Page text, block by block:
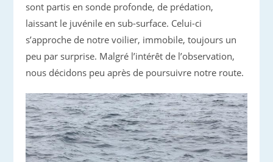
sont partis en sonde profonde, de prédation,
laissant le juvénile en sub-surface. Celui-ci
s’approche de notre voilier, immobile, toujours un
peu par surprise. Malgré l’intérêt de l’observation,
nous décidons peu après de poursuivre notre route.